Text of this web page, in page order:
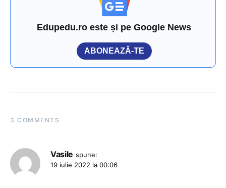
Edupedu.ro este și pe Google News
ABONEAZĂ-TE
3 COMMENTS
Vasile spune:
19 iulie 2022 la 00:06